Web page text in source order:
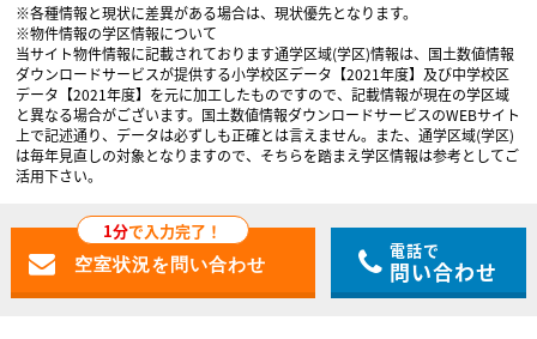
※各種情報と現状に差異がある場合は、現状優先となります。
※物件情報の学区情報について
当サイト物件情報に記載されております通学区域(学区)情報は、国土数値情報
ダウンロードサービスが提供する小学校区データ【2021年度】及び中学校区
データ【2021年度】を元に加工したものですので、記載情報が現在の学区域
と異なる場合がございます。国土数値情報ダウンロードサービスのWEBサイト
上で記述通り、データは必ずしも正確とは言えません。また、通学区域(学区)
は毎年見直しの対象となりますので、そちらを踏まえ学区情報は参考としてご
活用下さい。
1分で入力完了！
電話で
問い合わせ